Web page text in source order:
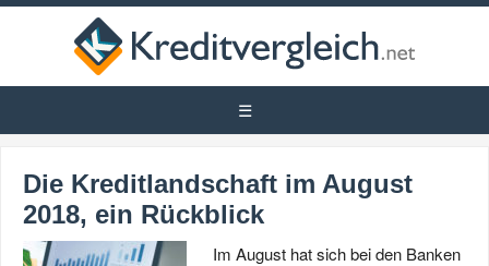
Die Kreditlandschaft im August
2018, ein Rückblick
Im August hat sich bei den Banken